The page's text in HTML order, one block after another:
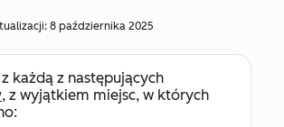
8 października 2025
każdą z następujących
, z wyjątkiem miejsc, w których